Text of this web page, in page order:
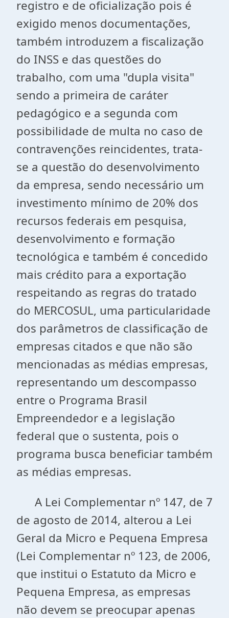
registro e de oficialização pois é
exigido menos documentações,
também introduzem a fiscalização
do INSS e das questões do
trabalho, com uma "dupla visita"
sendo a primeira de caráter
pedagógico e a segunda com
possibilidade de multa no caso de
contravenções reincidentes, trata-
se a questão do desenvolvimento
da empresa, sendo necessário um
investimento mínimo de 20% dos
recursos federais em pesquisa,
desenvolvimento e formação
tecnológica e também é concedido
mais crédito para a exportação
respeitando as regras do tratado
do MERCOSUL, uma particularidade
dos parâmetros de classificação de
empresas citados e que não são
mencionadas as médias empresas,
representando um descompasso
entre o Programa Brasil
Empreendedor e a legislação
federal que o sustenta, pois o
programa busca beneficiar também
as médias empresas.
A Lei Complementar nº 147, de 7
de agosto de 2014, alterou a Lei
Geral da Micro e Pequena Empresa
(Lei Complementar nº 123, de 2006,
que institui o Estatuto da Micro e
Pequena Empresa, as empresas
não devem se preocupar apenas